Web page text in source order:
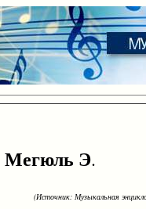
Мегюль Э.
(Источник: Музыкальная